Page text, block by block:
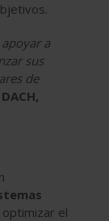
a
sus
de
optimizar el